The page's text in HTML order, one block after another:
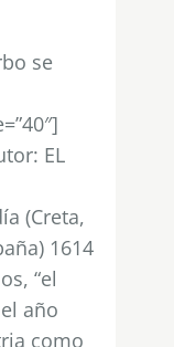
se
EL
(Creta,
1614
“el
año
como